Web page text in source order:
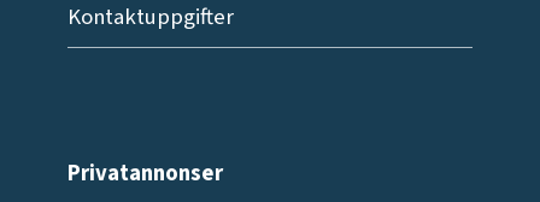
Kontaktuppgifter
Privatannonser